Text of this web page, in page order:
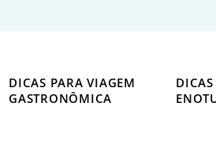
DICAS PARA VIAGEM
GASTRONÔMICA